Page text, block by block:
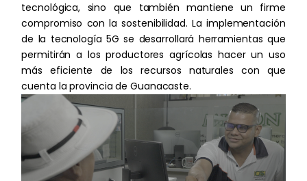
tecnológica, sino que también mantiene un firme
compromiso con la sostenibilidad. La implementación
de la tecnología 5G se desarrollará herramientas que
permitirán a los productores agrícolas hacer un uso
más eficiente de los recursos naturales con que
cuenta la provincia de Guanacaste.